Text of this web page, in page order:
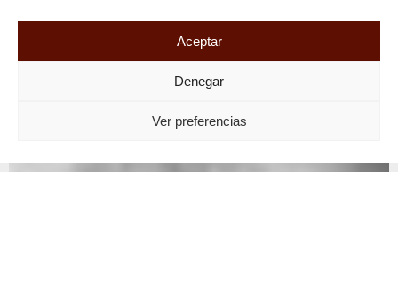
Aceptar
Denegar
Ver preferencias